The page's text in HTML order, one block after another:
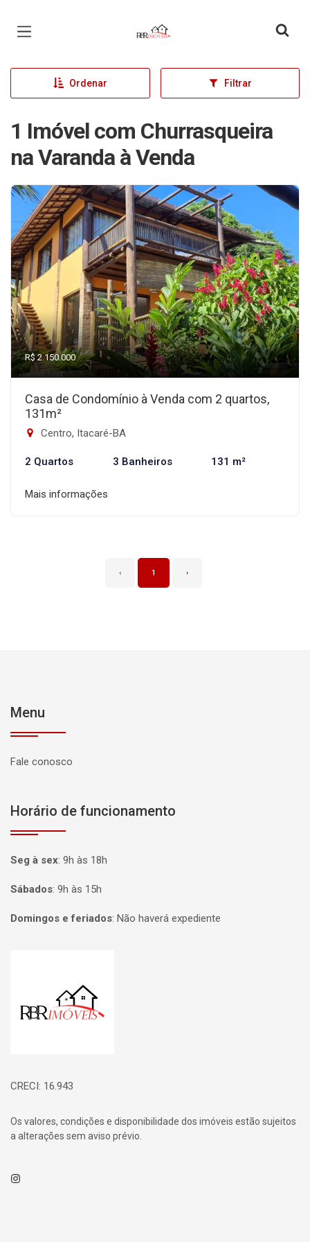
Página inicial
Ordenar Filtrar
1 Imóvel com Churrasqueira
na Varanda à Venda
R$ 2.150.000
Casa de Condomínio à Venda com 2 quartos,
131m²
Centro, Itacaré-BA
2 Quartos 3 Banheiros 131 m²
Mais informações
‹ 1 ›
Menu
Fale conosco
Horário de funcionamento
Seg à sex: 9h às 18h
Sábados: 9h às 15h
Domingos e feriados: Não haverá expediente
CRECI: 16.943
Os valores, condições e disponibilidade dos imóveis estão sujeitos
a alterações sem aviso prévio.
Instagram